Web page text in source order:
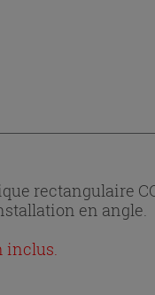
rectangulaire
en angle.
inclus.